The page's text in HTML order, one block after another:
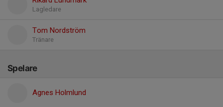
Lagledare
Tom Nordström
Tränare
Spelare
Agnes Holmlund